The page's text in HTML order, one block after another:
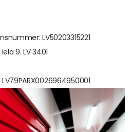
LV50203315221
9. LV 3401